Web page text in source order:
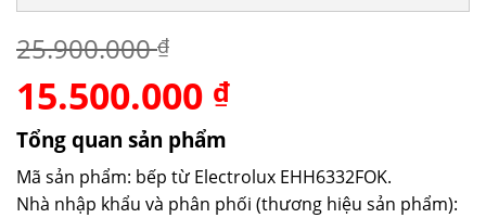
25.900.000₫
Giá
gốc
là:
25.900.000 ₫.
15.500.000 ₫Giá
là:
15.500.000 ₫.
Tổng quan sản phẩm
Mã sản phẩm: bếp từ Electrolux EHH6332FOK.
Nhà nhập khẩu và phân phối (thương hiệu sản phẩm):